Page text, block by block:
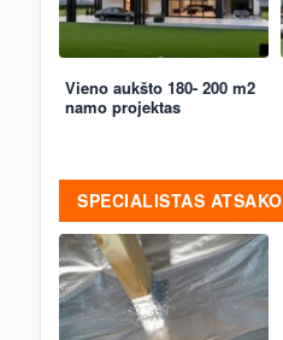
Vieno aukšto 180- 200 m2
namo projektas
SPECIALISTAS ATSAKO